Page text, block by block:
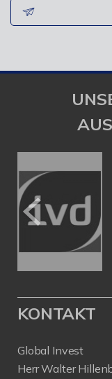
KONTAKT
Global Invest
Herr Walter